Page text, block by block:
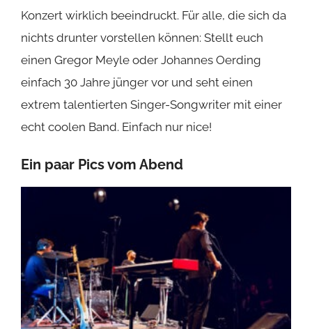
Konzert wirklich beeindruckt. Für alle, die sich da
nichts drunter vorstellen können: Stellt euch
einen Gregor Meyle oder Johannes Oerding
einfach 30 Jahre jünger vor und seht einen
extrem talentierten Singer-Songwriter mit einer
echt coolen Band. Einfach nur nice!
Ein paar Pics vom Abend